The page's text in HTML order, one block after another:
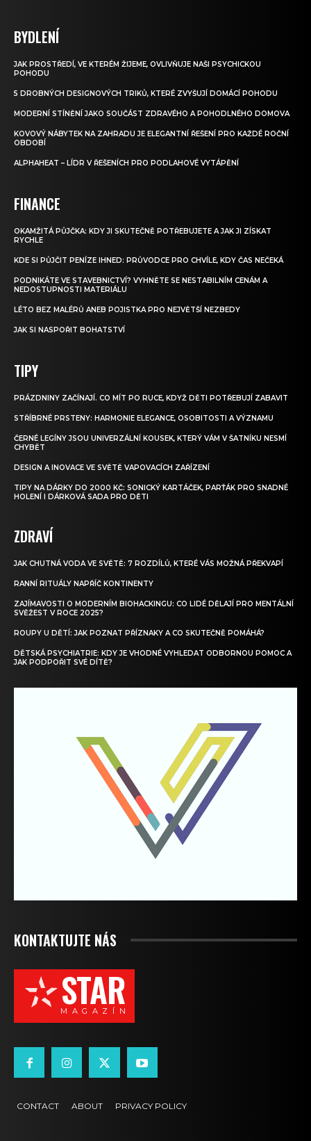
BYDLENÍ
JAK PROSTŘEDÍ, VE KTERÉM ŽIJEME, OVLIVŇUJE NAŠI PSYCHICKOU
POHODU
5 DROBNÝCH DESIGNOVÝCH TRIKŮ, KTERÉ ZVYŠUJÍ DOMÁCÍ POHODU
MODERNÍ STÍNĚNÍ JAKO SOUČÁST ZDRAVÉHO A POHODLNÉHO DOMOVA
KOVOVÝ NÁBYTEK NA ZAHRADU JE ELEGANTNÍ ŘEŠENÍ PRO KAŽDÉ ROČNÍ
OBDOBÍ
ALPHAHEAT – LÍDR V ŘEŠENÍCH PRO PODLAHOVÉ VYTÁPĚNÍ
FINANCE
OKAMŽITÁ PŮJČKA: KDY JI SKUTEČNĚ POTŘEBUJETE A JAK JI ZÍSKAT
RYCHLE
KDE SI PŮJČIT PENÍZE IHNED: PRŮVODCE PRO CHVÍLE, KDY ČAS NEČEKÁ
PODNIKÁTE VE STAVEBNICTVÍ? VYHNĚTE SE NESTABILNÍM CENÁM A
NEDOSTUPNOSTI MATERIÁLU
LÉTO BEZ MALÉRŮ ANEB POJISTKA PRO NEJVĚTŠÍ NEZBEDY
JAK SI NASPOŘIT BOHATSTVÍ
TIPY
PRÁZDNINY ZAČÍNAJÍ. CO MÍT PO RUCE, KDYŽ DĚTI POTŘEBUJÍ ZABAVIT
STŘÍBRNÉ PRSTENY: HARMONIE ELEGANCE, OSOBITOSTI A VÝZNAMU
ČERNÉ LEGÍNY JSOU UNIVERZÁLNÍ KOUSEK, KTERÝ VÁM V ŠATNÍKU NESMÍ
CHYBĚT
DESIGN A INOVACE VE SVĚTĚ VAPOVACÍCH ZAŘÍZENÍ
TIPY NA DÁRKY DO 2000 KČ: SONICKÝ KARTÁČEK, PARŤÁK PRO SNADNÉ
HOLENÍ I DÁRKOVÁ SADA PRO DĚTI
ZDRAVÍ
JAK CHUTNÁ VODA VE SVĚTĚ: 7 ROZDÍLŮ, KTERÉ VÁS MOŽNÁ PŘEKVAPÍ
RANNÍ RITUÁLY NAPŘÍČ KONTINENTY
ZAJÍMAVOSTI O MODERNÍM BIOHACKINGU: CO LIDÉ DĚLAJÍ PRO MENTÁLNÍ
SVĚŽEST V ROCE 2025?
ROUPY U DĚTÍ: JAK POZNAT PŘÍZNAKY A CO SKUTEČNĚ POMÁHÁ?
DĚTSKÁ PSYCHIATRIE: KDY JE VHODNÉ VYHLEDAT ODBORNOU POMOC A
JAK PODPOŘIT SVÉ DÍTĚ?
KONTAKTUJTE NÁS
STAR
M A G A Z Í N
CONTACT ABOUT PRIVACY POLICY